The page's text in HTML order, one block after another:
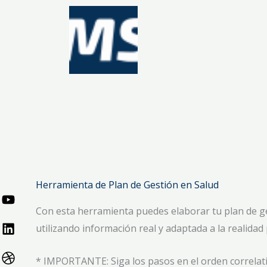
Herramienta de Plan de Gestión en Salud
Con esta herramienta puedes elaborar tu plan de
utilizando información real y adaptada a la realidad
* IMPORTANTE: Siga los pasos en el orden